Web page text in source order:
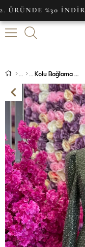
%30 İNDİRİM
Kolu Bağlama Detaylı Abiye Haki